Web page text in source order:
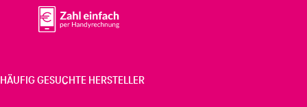
HÄUFIG GESUCHTE HERSTELLER